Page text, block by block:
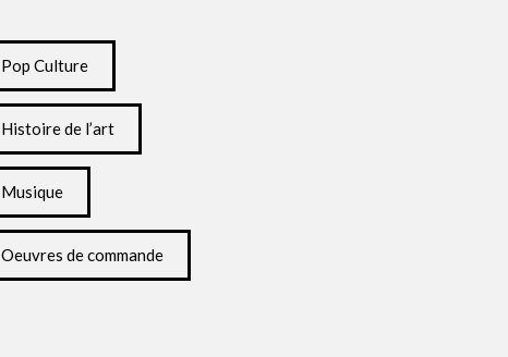
Pop Culture
Histoire de l’art
Musique
Oeuvres de commande